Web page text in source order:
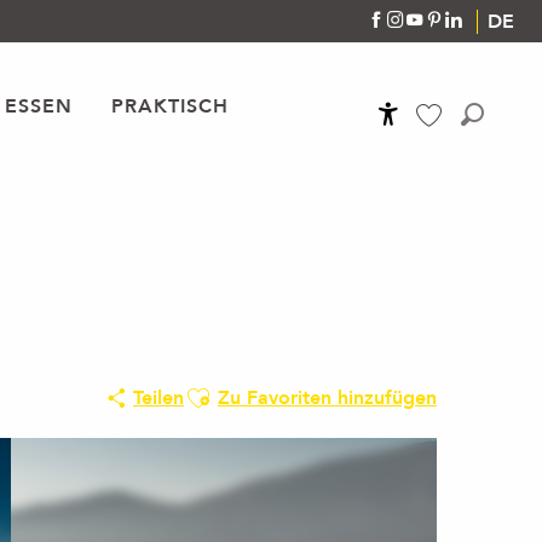
DE
PRAKTISCH
TeilenAjouter aux favoris
Zu Favoriten hinzufügen